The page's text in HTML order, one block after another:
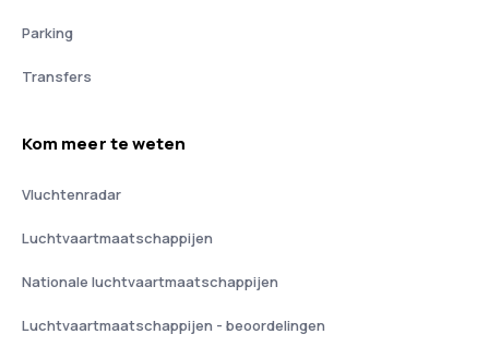
Parking
Transfers
Kom meer te weten
Vluchtenradar
Luchtvaartmaatschappijen
Nationale luchtvaartmaatschappijen
Luchtvaartmaatschappijen - beoordelingen